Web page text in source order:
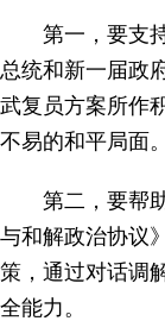
第一，要支
总统和新一届政
武复员方案所作
不易的和平局面。
第二，要帮
与和解政治协议
策，通过对话调
全能力。